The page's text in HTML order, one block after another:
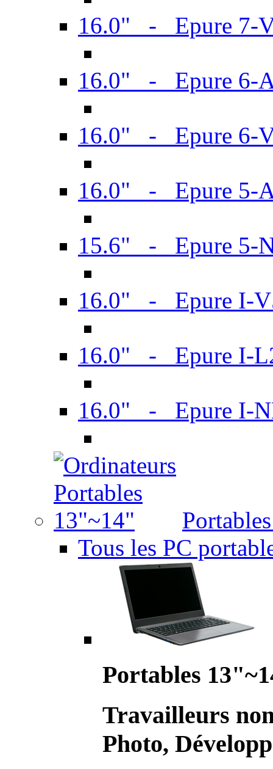
16.0" - Epure 7-
16.0" - Epure 6-
16.0" - Epure 6-
16.0" - Epure 5-
15.6" - Epure 5-
16.0" - Epure I-
16.0" - Epure I-
16.0" - Epure I-
Tous les PC
Portables
Travailleurs
Photo,